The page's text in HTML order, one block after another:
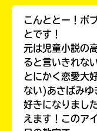
こんととー！ポ
とです！
元は児童小説の
ると言いきれな
とにかく恋愛大
ない)あさばみ
好きになりまし
えます！このア